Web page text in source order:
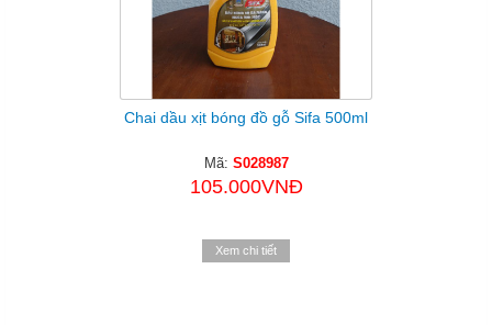
Chai dầu xịt bóng đồ gỗ Sifa 500ml
Mã: S028987
105.000VNĐ
Xem chi tiết